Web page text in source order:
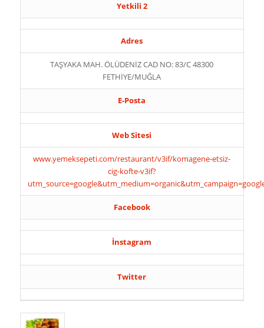
Yetkili 2
Adres
TAŞYAKA MAH. ÖLÜDENİZ CAD NO: 83/C 48300
FETHİYE/MUĞLA
E-Posta
Web Sitesi
www.yemeksepeti.com/restaurant/v3if/komagene-etsiz-
cig-kofte-v3if?
Facebook
İnstagram
Twitter